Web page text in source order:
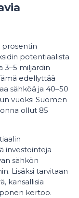
prosentin
potentiaalista
3–5 miljardin
edellyttää
sähköä ja 40–50
vuoksi Suomen
ollut 85
investointeja
sähkön
Lisäksi tarvitaan
kansallisia
kertoo.